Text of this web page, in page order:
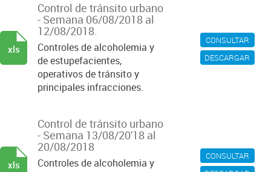
CONSULTAR
DESCARGAR
Control de tránsito urbano
- Semana 06/08/2018 al
12/08/2018.
Controles de alcoholemia y
de estupefacientes,
operativos de tránsito y
principales infracciones.
xls
CONSULTAR
Control de tránsito urbano
- Semana 13/08/20'18 al
20/08/2018
Controles de alcoholemia y
xls